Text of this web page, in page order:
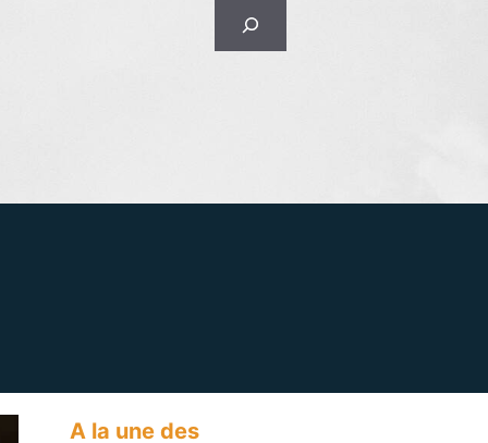
Rechercher
A la une des